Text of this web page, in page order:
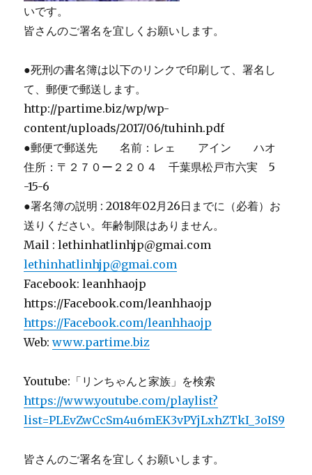
いです。
皆さんのご署名を宜しくお願いします。
●死刑の書名簿は以下のリンクで印刷して、署名し
て、郵便で郵送します。
http://partime.biz/wp/wp-
content/uploads/2017/06/tuhinh.pdf
●郵便で郵送先 名前：レェ アイン ハオ
住所：〒２７０ー２２０４ 千葉県松戸市六実 5
-15-6
●署名簿の説明 : 2018年02月26日までに（必着）お
送りください。年齢制限はありません。
Mail : lethinhatlinhjp@gmai.com
lethinhatlinhjp@gmai.com
Facebook: leanhhaojp
https://Facebook.com/leanhhaojp
https://Facebook.com/leanhhaojp
Web:www.partime.biz
Youtube:「リンちゃんと家族」を検索
https://www.youtube.com/playlist?
list=PLEvZwCcSm4u6mEK3vPYjLxhZTkI_3oIS9
皆さんのご署名を宜しくお願いします。